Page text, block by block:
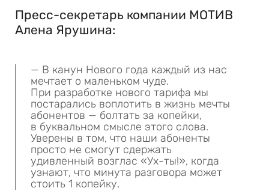
Пресс-секретарь компании МОТИВ
Алена Ярушина:
— В канун Нового года каждый из нас
мечтает о маленьком чуде.
При разработке нового тарифа мы
постарались воплотить в жизнь мечты
абонентов — болтать за копейки,
в буквальном смысле этого слова.
Уверены в том, что наши абоненты
просто не смогут сдержать
удивленный возглас «Ух-ты!», когда
узнают, что минута разговора может
стоить 1 копейку.